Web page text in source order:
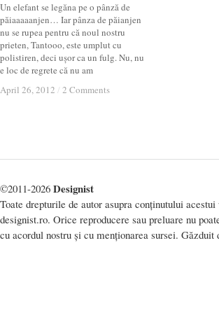
Un elefant se legăna pe o pânză de
păiaaaaanjen… Iar pânza de păianjen
nu se rupea pentru că noul nostru
prieten, Tantooo, este umplut cu
polistiren, deci ușor ca un fulg. Nu, nu
e loc de regrete că nu am
April 26, 2012 / 2 Comments
April 26, 2012 / 2 Comments
©2011-2026 Designist
Toate drepturile de autor asupra conținutului
designist.ro. Orice reproducere sau preluare nu
cu acordul nostru și cu menționarea sursei. Găzduit